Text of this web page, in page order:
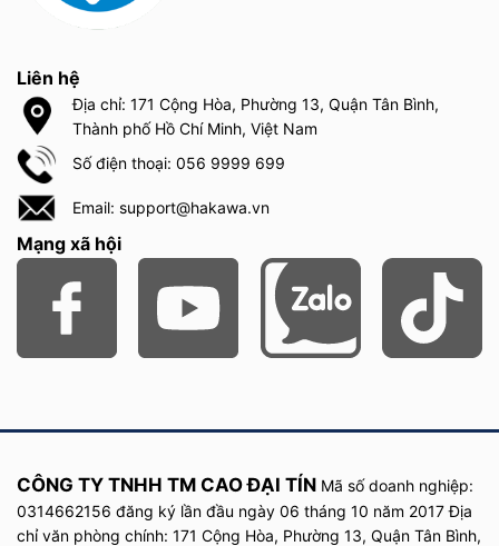
Liên hệ
Địa chỉ: 171 Cộng Hòa, Phường 13, Quận Tân Bình,
Thành phố Hồ Chí Minh, Việt Nam
Số điện thoại: 056 9999 699
Email: support@hakawa.vn
Mạng xã hội
CÔNG TY TNHH TM CAO ĐẠI TÍN Mã số doanh nghiệp:
0314662156 đăng ký lần đầu ngày 06 tháng 10 năm 2017Địa
chỉ văn phòng chính: 171 Cộng Hòa, Phường 13, Quận Tân Bình,